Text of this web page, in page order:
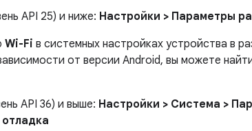
API 25) и ниже: Настройки > Параметры
Wi-Fi в системных настройках устройства в
от версии Android, вы можете
API 36) и выше: Настройки > Система >